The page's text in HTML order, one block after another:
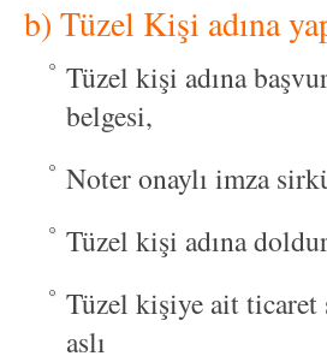
b) Tüzel Kişi adına
Tüzel kişi adına
belgesi,
Noter onaylı imza
Tüzel kişi adına
Tüzel kişiye ait ticaret
aslı